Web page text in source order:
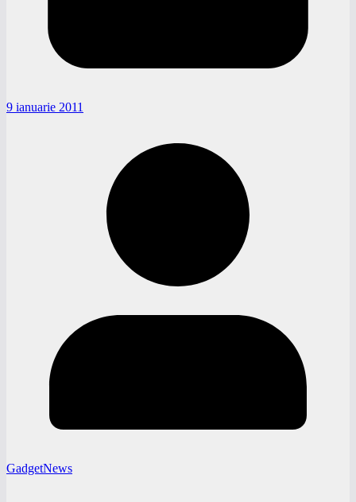
9 ianuarie 2011
GadgetNews